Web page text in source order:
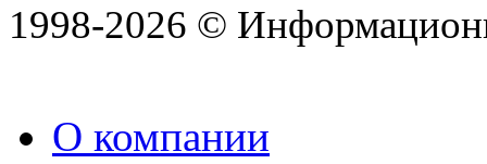
1998-2026 ©
О компании